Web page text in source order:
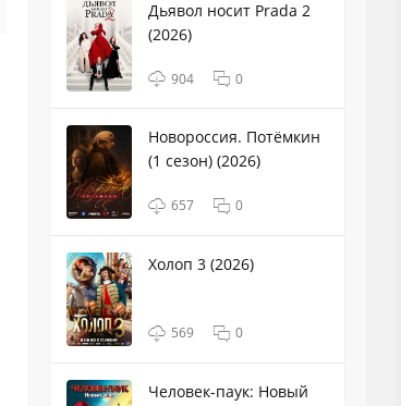
Дьявол носит Prada 2
(2026)
904 0
Новороссия. Потёмкин
(1 сезон) (2026)
657 0
Холоп 3 (2026)
569 0
Человек-паук: Новый